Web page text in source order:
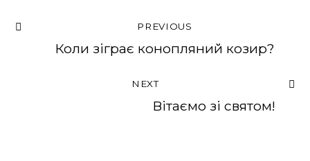
PREVIOUS
Коли зіграє конопляний козир?
NEXT
Вітаємо зі святом!